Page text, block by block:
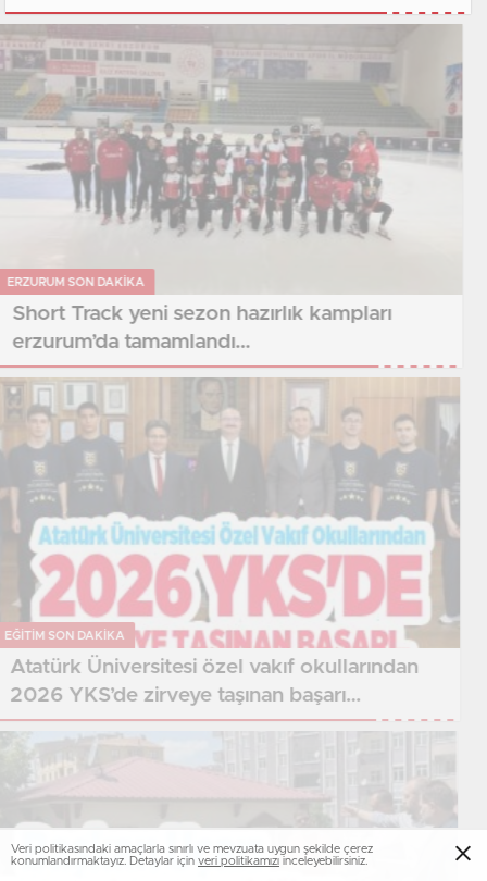
derleme çalıştayı büyük ilgi gördü..
ERZURUM SON DAKİKA
Short Track yeni sezon hazırlık kampları
erzurum’da tamamlandı…
EĞITIM SON DAKİKA
Atatürk Üniversitesi özel vakıf okullarından
2026 YKS’de zirveye taşınan başarı…
Veri politikasındaki amaçlarla sınırlı ve mevzuata uygun şekilde çerez
konumlandırmaktayız. Detaylar için veri politikamızı inceleyebilirsiniz.